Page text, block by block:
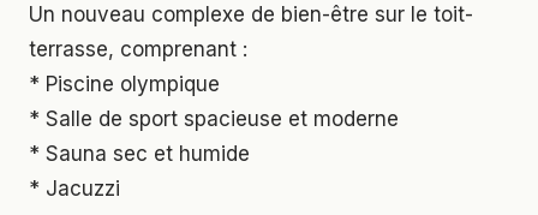
Un nouveau complexe de bien-être sur le toit-
terrasse, comprenant :
* Piscine olympique
* Salle de sport spacieuse et moderne
* Sauna sec et humide
* Jacuzzi